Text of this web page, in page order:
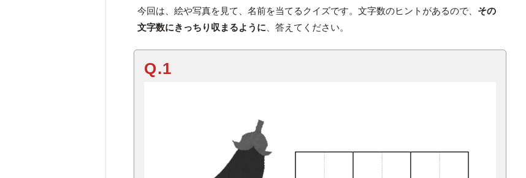
今回は、絵や写真を見て、名前を当てるクイズです。文字数のヒントがあるので、 その
文字数にきっちり収まるように 、答えてください。
Q.1